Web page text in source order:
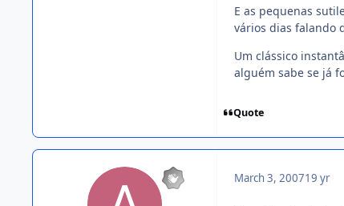
E as pequenas
vários dias falando
Um clássico
alguém sabe se já
Quote
March 3, 200719 yr